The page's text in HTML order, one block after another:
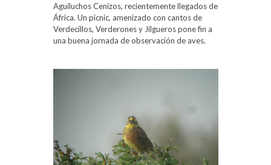
Aguiluchos Cenizos, recientemente llegados de
África. Un picnic, amenizado con cantos de
Verdecillos, Verderones y Jilgueros pone fin a
una buena jornada de observación de aves.